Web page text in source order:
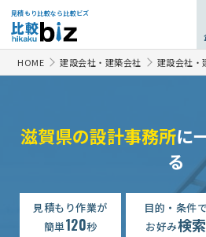
見積もり比較なら比較ビズ
HOME 建設会社・建築会社 建設会社・
滋賀県の設計事務所に
る
見積もり作業が
簡単120秒
目的・条件で
お好み検索